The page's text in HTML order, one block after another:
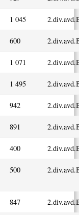
1 045
600
1 071
1 495
942
891
400
500
847